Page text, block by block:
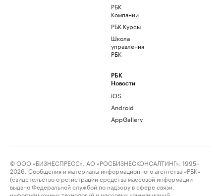
РБК
Компании
РБК Курсы
Школа
управления
РБК
РБК
Новости
iOS
Android
AppGallery
© ООО «БИЗНЕСПРЕСС», АО «РОСБИЗНЕСКОНСАЛТИНГ», 1995–
2026. Сообщения и материалы информационного агентства «РБК»
(свидетельство о регистрации средства массовой информации
выдано Федеральной службой по надзору в сфере связи,